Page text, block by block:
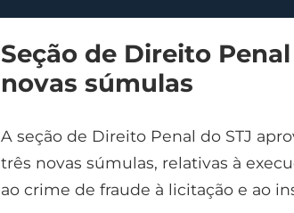
Seção de Direito
novas súmulas
A seção de Direito Penal do STJ
três novas súmulas, relativas à
ao crime de fraude à licitação e ao